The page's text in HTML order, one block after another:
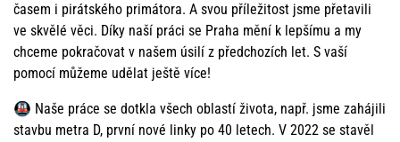
časem i pirátského primátora. A svou příležitost jsme přetavili
ve skvělé věci. Díky naší práci se Praha mění k lepšímu a my
chceme pokračovat v našem úsilí z předchozích let. S vaší
pomocí můžeme udělat ještě více!
🚇 Naše práce se dotkla všech oblastí života, např. jsme zahájili
stavbu metra D, první nové linky po 40 letech. V 2022 se stavěl